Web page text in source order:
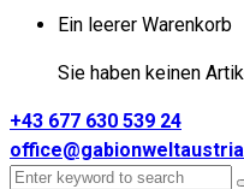
Ein leerer Warenkorb
Sie haben keinen
+43 677 630 539 24